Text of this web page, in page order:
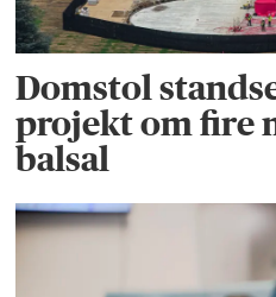
Domstol
projekt om fire
balsal